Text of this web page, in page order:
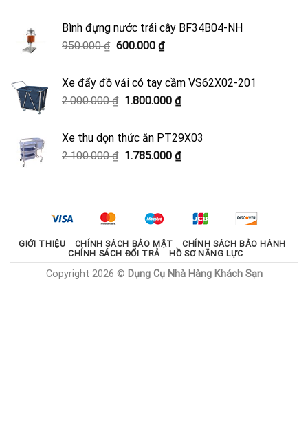
3.700.000 ₫.là:
Bình đựng nước trái cây BF34B04-NH
950.000₫ Giá
950.000 ₫.
600.000 ₫Giá
là:
600.000 ₫.
Xe đẩy đồ vải có tay cầm VS62X02-201
2.000.000₫ Giá
2.000.000 ₫.
1.800.000 ₫Giá
là:
1.800.000 ₫.
Xe thu dọn thức ăn PT29X03
2.100.000₫ Giá
1.785.000 ₫Giá
1.785.000 ₫.
GIỚI THIỆU CHÍNH SÁCH BẢO MẬT
CHÍNH SÁCH BẢO HÀNH
CHÍNH SÁCH ĐỔI TRẢ
HỒ SƠ NĂNG LỰC
Copyright 2026 © Dụng Cụ Nhà Hàng Khách Sạn